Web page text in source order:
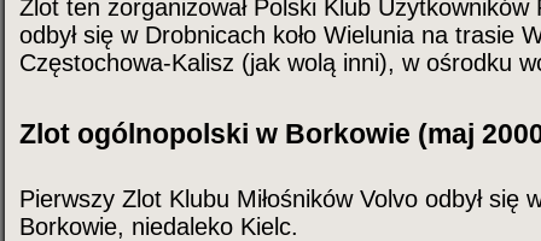
Zlot ten zorganizował Polski Klub Użytkowników
odbył się w Drobnicach koło Wielunia na trasie
Częstochowa-Kalisz (jak wolą inni), w ośrodku
Zlot ogólnopolski w Borkowie (maj
Pierwszy Zlot Klubu Miłośników Volvo odbył się
Borkowie, niedaleko Kielc.